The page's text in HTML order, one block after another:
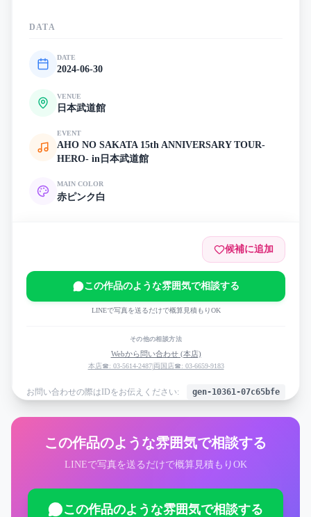
DATA
DATE
2024-06-30
VENUE
日本武道館
EVENT
AHO NO SAKATA 15th ANNIVERSARY TOUR-
HERO- in日本武道館
MAIN COLOR
赤ピンク 白
候補に追加
この作品のような雰囲気で相談する
LINEで写真を送るだけで概算見積もりOK
その他の相談方法
Webから問い合わせ (本店)
本店☎: 03-5614-2487|両国店☎: 03-6659-9183
お問い合わせの際はIDをお伝えください: gen-10361-07c65bfe
この作品のような雰囲気で相談する
LINEで写真を送るだけで概算見積もりOK
この作品のような雰囲気で相談する